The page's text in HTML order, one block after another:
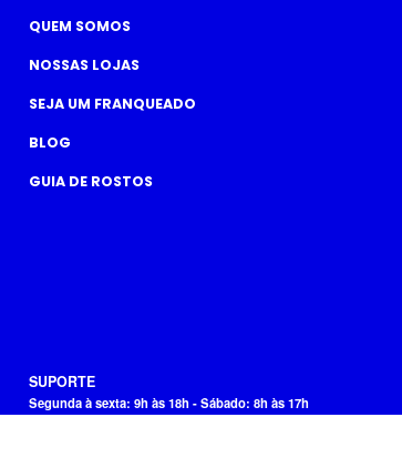
QUEM SOMOS
NOSSAS LOJAS
SEJA UM FRANQUEADO
BLOG
GUIA DE ROSTOS
SUPORTE
Segunda à sexta: 9h às 18h - Sábado: 8h às 17h